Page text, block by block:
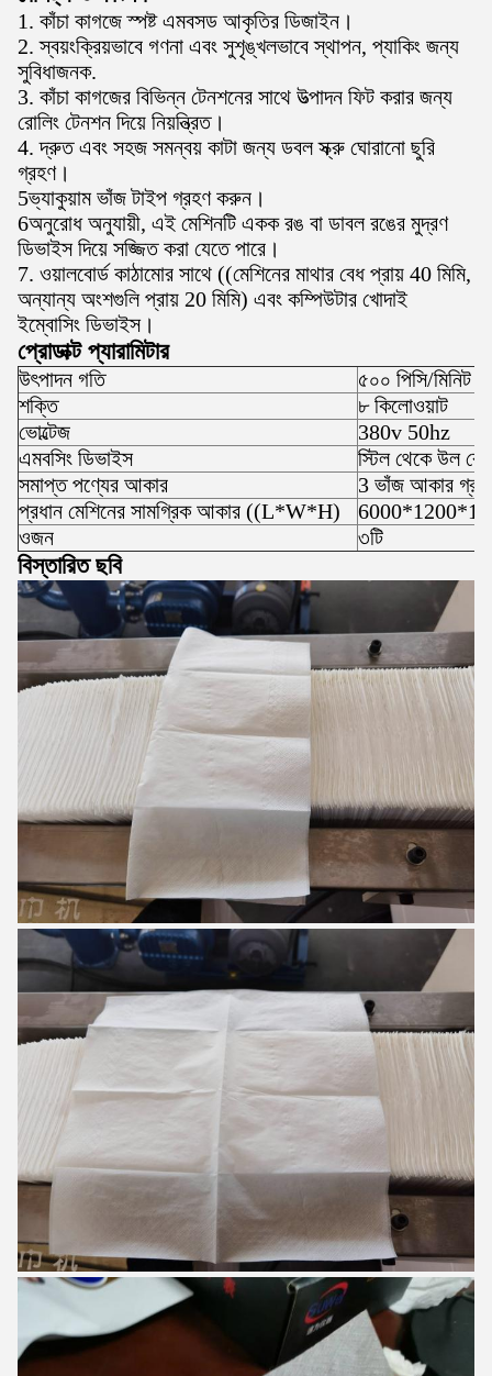
1. কাঁচা কাগজে স্পষ্ট এমবসড আকৃতির ডিজাইন।
2. স্বয়ংক্রিয়ভাবে গণনা এবং সুশৃঙ্খলভাবে স্থাপন, প্যাকিং জন্য
সুবিধাজনক.
3. কাঁচা কাগজের বিভিন্ন টেনশনের সাথে উত্পাদন ফিট করার জন্য
রোলিং টেনশন দিয়ে নিয়ন্ত্রিত।
4. দ্রুত এবং সহজ সমন্বয় কাটা জন্য ডবল স্ক্রু ঘোরানো ছুরি
গ্রহণ।
5ভ্যাকুয়াম ভাঁজ টাইপ গ্রহণ করুন।
6অনুরোধ অনুযায়ী, এই মেশিনটি একক রঙ বা ডাবল রঙের মুদ্রণ
ডিভাইস দিয়ে সজ্জিত করা যেতে পারে।
7. ওয়ালবোর্ড কাঠামোর সাথে ((মেশিনের মাথার বেধ প্রায় 40 মিমি,
অন্যান্য অংশগুলি প্রায় 20 মিমি) এবং কম্পিউটার খোদাই
ইম্বোসিং ডিভাইস।
প্রোডাক্ট প্যারামিটার
উৎপাদন গতি
৫০০ পিসি/মিনিট
শক্তি
৮ কিলোওয়াট
ভোল্টেজ
380v 50hz
এমবসিং ডিভাইস
স্টিল থেকে উল
সমাপ্ত পণ্যের আকার
3 ভাঁজ আকার
প্রধান মেশিনের সামগ্রিক আকার ((L*W*H)
ওজন
৩টি
বিস্তারিত ছবি